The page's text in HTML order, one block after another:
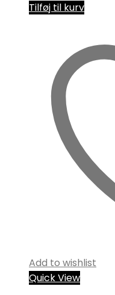
Tilføj til kurv
Add to wishlist
Quick View